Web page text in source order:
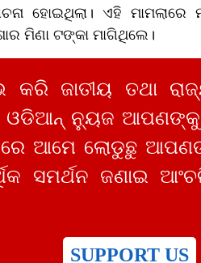
ହୋଇଥିଲା। ଏହି ମାମଲାରେ
ମିଣା ଟଙ୍କା ମାଗିଥିଲେ।
କରି ଜାତୀୟ ତଥା
ଓଡିଆନ୍ ନ୍ୟୁଜ ଆପଣଙ୍କୁ
ଆମେ ଲୋଡୁଛୁ
ସମର୍ଥନ ଜଣାଇ
SUPPORT US